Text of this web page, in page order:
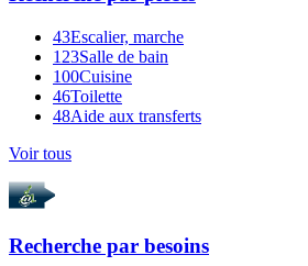
43Escalier, marche
123Salle de bain
100Cuisine
46Toilette
48Aide aux transferts
Voir tous
Recherche par besoins